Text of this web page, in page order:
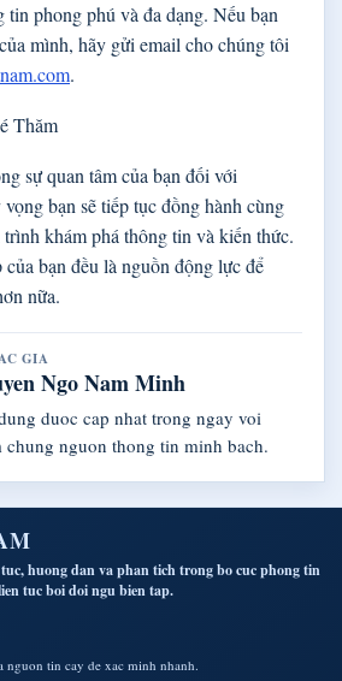
tin phong phú và đa dạng. Nếu bạn
mình, hãy gửi email cho chúng tôi
.
Thăm
sự quan tâm của bạn đối với
bạn sẽ tiếp tục đồng hành cùng
khám phá thông tin và kiến thức.
bạn đều là nguồn động lực để
nữa.
GIA
Ngo Nam Minh
duoc cap nhat trong ngay voi
chung nguon thong tin minh bach.
huong dan va phan tich trong bo cuc phong tin
tuc boi doi ngu bien tap.
tin cay de xac minh nhanh.